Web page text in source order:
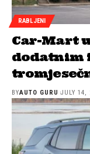
RABLJENI
Car-Mart
dodatnim
BYAUTO GURU JULY 14,